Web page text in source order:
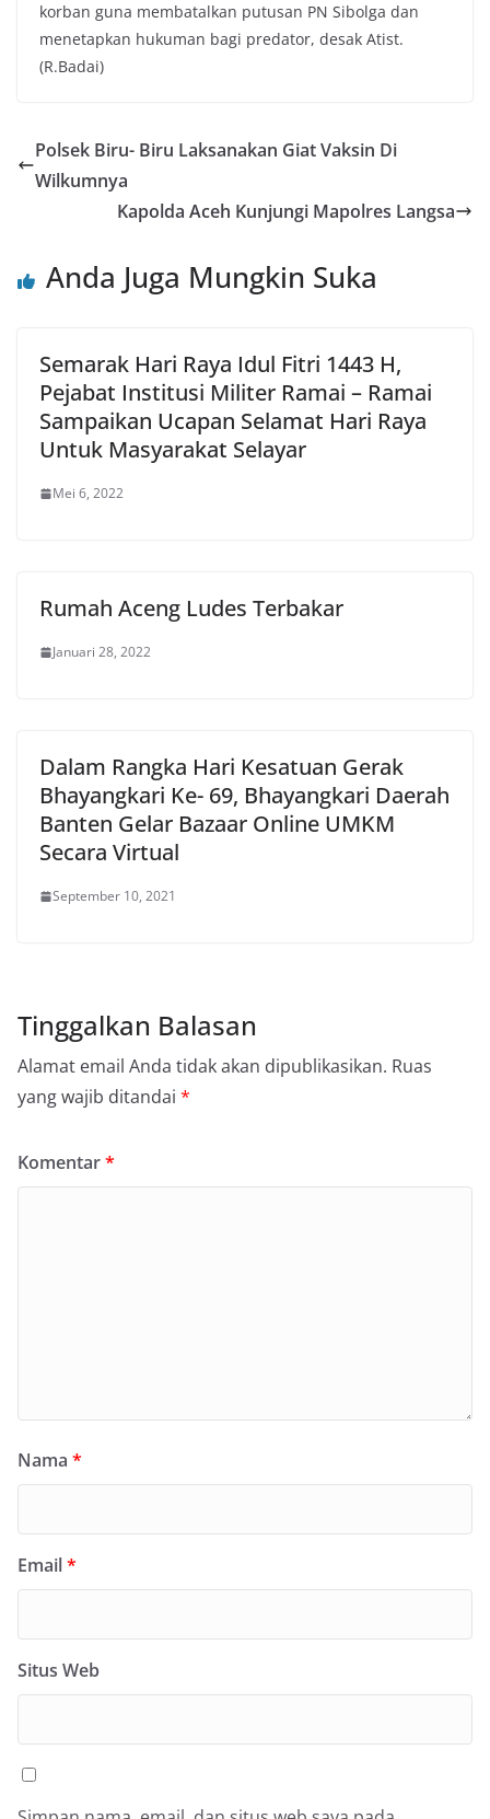
korban guna membatalkan putusan PN Sibolga dan
menetapkan hukuman bagi predator, desak Atist.
(R.Badai)
Polsek Biru- Biru Laksanakan Giat Vaksin Di
Wilkumnya
Kapolda Aceh Kunjungi Mapolres Langsa
Anda Juga Mungkin Suka
Semarak Hari Raya Idul Fitri 1443 H,
Pejabat Institusi Militer Ramai – Ramai
Sampaikan Ucapan Selamat Hari Raya
Untuk Masyarakat Selayar
Mei 6, 2022
Rumah Aceng Ludes Terbakar
Januari 28, 2022
Dalam Rangka Hari Kesatuan Gerak
Bhayangkari Ke- 69, Bhayangkari Daerah
Banten Gelar Bazaar Online UMKM
Secara Virtual
September 10, 2021
Tinggalkan Balasan
Alamat email Anda tidak akan dipublikasikan. Ruas
yang wajib ditandai *
Komentar*
Nama *
Email*
Situs Web